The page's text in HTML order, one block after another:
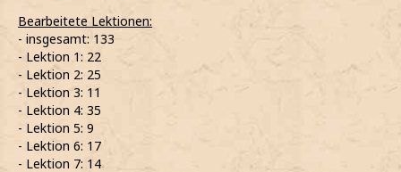
Bearbeitete Lektionen:
- insgesamt: 133
- Lektion 1: 22
- Lektion 2: 25
- Lektion 3: 11
- Lektion 4: 35
- Lektion 5: 9
- Lektion 6: 17
- Lektion 7: 14